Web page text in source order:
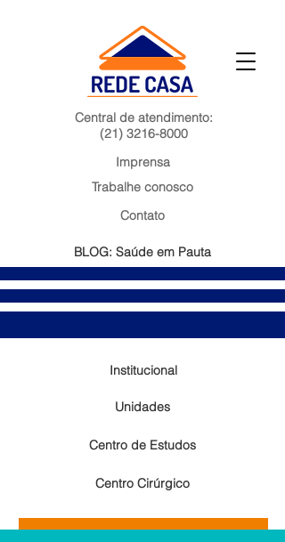
Central de atendimento:
(21) 3216-8000
Unidades
Centro Cirúrgico
Centro de Estudos
Institucional
Imprensa
Trabalhe conosco
Contato
BLOG: Saúde em Pauta